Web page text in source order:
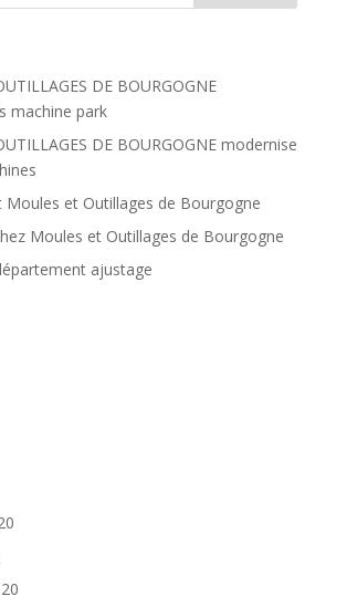
DE BOURGOGNE
machine park
DE BOURGOGNE modernise
Moules et Outillages de Bourgogne
Moules et Outillages de Bourgogne
ajustage